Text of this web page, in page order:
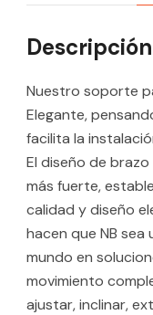
Descripción
Nuestro soporte
Elegante,
facilita la
El diseño de
más fuerte,
calidad y diseño
hacen que NB sea
mundo en
movimiento
ajustar, inclinar,